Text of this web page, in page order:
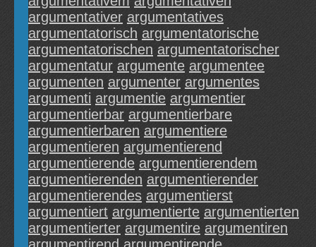
argumentativer argumentatives
argumentatorisch argumentatorische
argumentatorischen argumentatorischer
argumentatur argumente argumentee
argumenten argumenter argumentes
argumenti argumentie argumentier
argumentierbar argumentierbare
argumentierbaren argumentiere
argumentieren argumentierend
argumentierende argumentierendem
argumentierenden argumentierender
argumentierendes argumentierst
argumentiert argumentierte argumentierten
argumentierter argumentire argumentiren